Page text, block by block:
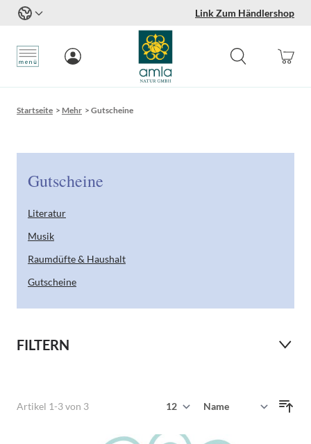
Link Zum Händlershop
Startseite > Mehr > Gutscheine
Gutscheine
Literatur
Musik
Raumdüfte & Haushalt
Gutscheine
FILTERN
Artikel 1-3von 3
Sortieren nach